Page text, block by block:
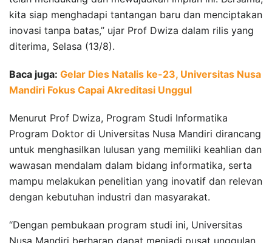
kita siap menghadapi tantangan baru dan menciptakan
inovasi tanpa batas,” ujar Prof Dwiza dalam rilis yang
diterima, Selasa (13/8).
Baca juga: Gelar Dies Natalis ke-23, Universitas Nusa
Mandiri Fokus Capai Akreditasi Unggul
Menurut Prof Dwiza, Program Studi Informatika
Program Doktor di Universitas Nusa Mandiri dirancang
untuk menghasilkan lulusan yang memiliki keahlian dan
wawasan mendalam dalam bidang informatika, serta
mampu melakukan penelitian yang inovatif dan relevan
dengan kebutuhan industri dan masyarakat.
“Dengan pembukaan program studi ini, Universitas
Nusa Mandiri berharap dapat menjadi pusat unggulan